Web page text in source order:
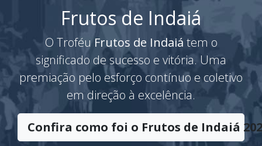
Frutos de Indaiá
O Troféu Frutos de Indaiá tem o
significado de sucesso e vitória. Uma
premiação pelo esforço contínuo e coletivo
em direção à excelência.
Confira como foi o Frutos de Indaiá